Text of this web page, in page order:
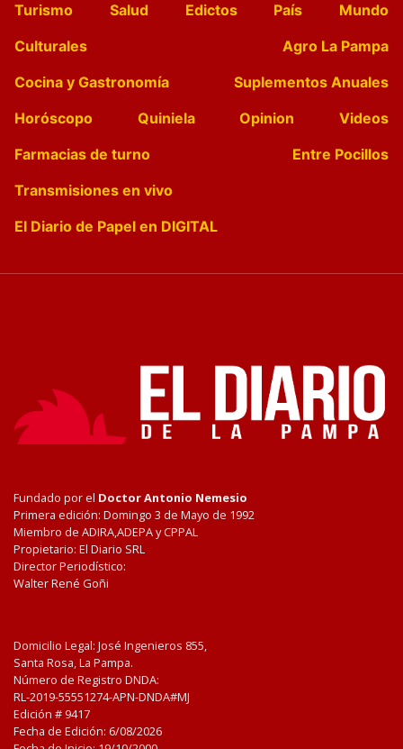
Turismo
Salud Edictos País
Mundo
Culturales
Agro La Pampa
Cocina y Gastronomía
Suplementos Anuales
Horóscopo
Quiniela Opinion
Videos
Farmacias de turno
Entre Pocillos
Transmisiones en vivo
El Diario de Papel en DIGITAL
Fundado por el Doctor Antonio Nemesio
Primera edición: Domingo 3 de Mayo de 1992
Miembro de ADIRA,ADEPA y CPPAL
Propietario: El Diario SRL
Director Periodístico:
Walter René Goñi
Domicilio Legal: José Ingenieros 855,
Santa Rosa, La Pampa.
Número de Registro DNDA:
RL-2019-55551274-APN-DNDA#MJ
Edición # 9417
Fecha de Edición: 6/08/2026